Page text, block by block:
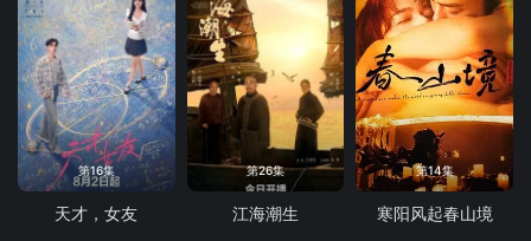
第16集
天才，女友
第26集
江海潮生
第14集
寒阳风起春山境